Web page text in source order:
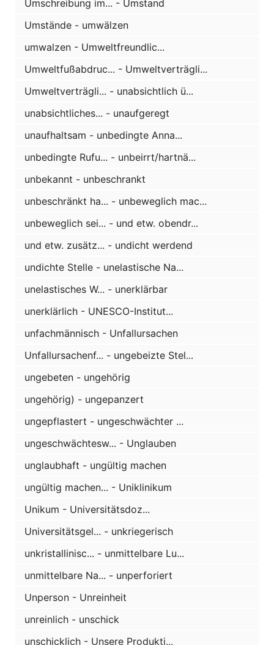
Umschreibung im... - Umstand
Umstände - umwälzen
umwalzen - Umweltfreundlic...
Umweltfußabdruc... - Umweltverträgli...
Umweltverträgli... - unabsichtlich ü...
unabsichtliches... - unaufgeregt
unaufhaltsam - unbedingte Anna...
unbedingte Rufu... - unbeirrt/hartnä...
unbekannt - unbeschrankt
unbeschränkt ha... - unbeweglich mac...
unbeweglich sei... - und etw. obendr...
und etw. zusätz... - undicht werdend
undichte Stelle - unelastische Na...
unelastisches W... - unerklärbar
unerklärlich - UNESCO-Institut...
unfachmännisch - Unfallursachen
Unfallursachenf... - ungebeizte Stel...
ungebeten - ungehörig
ungehörig) - ungepanzert
ungepflastert - ungeschwächter ...
ungeschwächtesw... - Unglauben
unglaubhaft - ungültig machen
ungültig machen... - Uniklinikum
Unikum - Universitätsdoz...
Universitätsgel... - unkriegerisch
unkristallinisc... - unmittelbare Lu...
unmittelbare Na... - unperforiert
Unperson - Unreinheit
unreinlich - unschick
unschicklich - Unsere Produkti...